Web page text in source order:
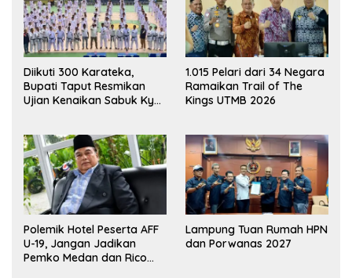
Diikuti 300 Karateka,
Bupati Taput Resmikan
Ujian Kenaikan Sabuk Kyu
1.015 Pelari dari 34 Negara
Ramaikan Trail of The
Kings UTMB 2026
Polemik Hotel Peserta AFF
U-19, Jangan Jadikan
Pemko Medan dan Rico
Lampung Tuan Rumah HPN
dan Porwanas 2027